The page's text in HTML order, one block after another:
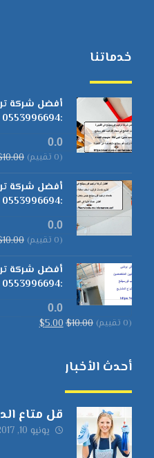
خدماتنا
أفضل شركة
:0553996694
0.0
(0 تقييم) 10.00
أفضل شركة
:0553996694
0.0
(0 تقييم) 10.00
أفضل شركة
:0553996694
0.0
(0 تقييم) $10.00
$5.00
أحدث الأخبار
قل متاع
يونيو 10, 2017